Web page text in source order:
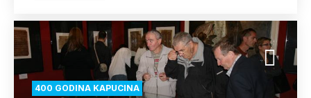
400 GODINA KAPUCINA